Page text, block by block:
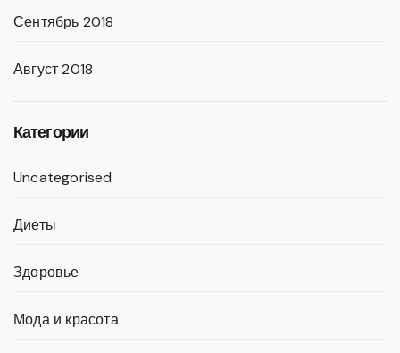
Сентябрь 2018
Август 2018
Категории
Uncategorised
Диеты
Здоровье
Мода и красота